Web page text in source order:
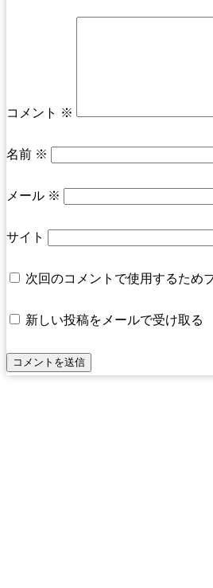
コメント ※
名前 ※
メール ※
サイト
次回のコメントで使用するため
新しい投稿をメールで受け取る